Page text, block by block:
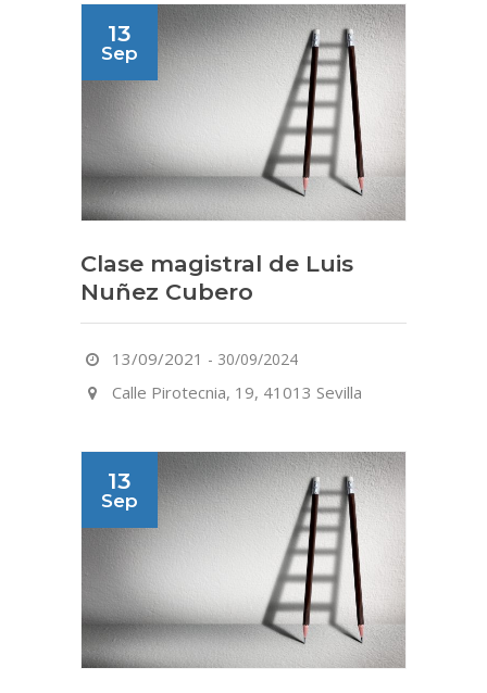
13
Sep
Clase magistral de Luis
Nuñez Cubero
13/09/2021 - 30/09/2024
Calle Pirotecnia, 19, 41013 Sevilla
13
Sep